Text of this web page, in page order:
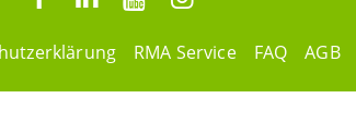
RMA Service FAQ AGB